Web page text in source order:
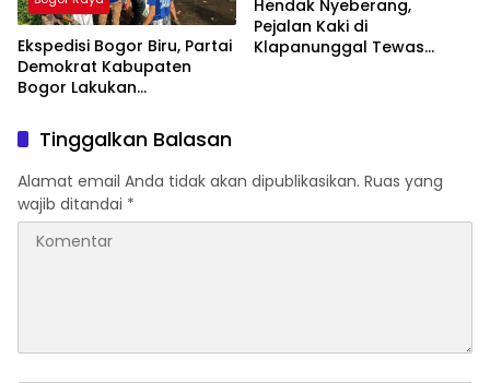
Ekspedisi Bogor Biru, Partai
Demokrat Kabupaten
Bogor Lakukan
Jasinga
Hendak Nyeberang,
Pejalan Kaki di
Klapanunggal Tewas
Tinggalkan Balasan
Alamat email Anda tidak akan dipublikasikan. Ruas yang
wajib ditandai *